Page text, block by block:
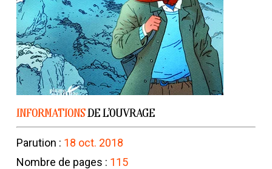
INFORMATIONSDE L’OUVRAGE
Parution : 18 oct. 2018
Nombre de pages : 115